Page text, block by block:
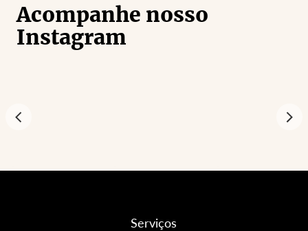
Acompanhe nosso
Instagram
Serviços